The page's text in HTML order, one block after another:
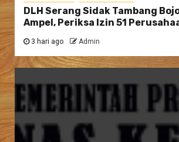
DLH Serang Sidak Tambang
Ampel, Periksa Izin 51
3 hari ago Admin